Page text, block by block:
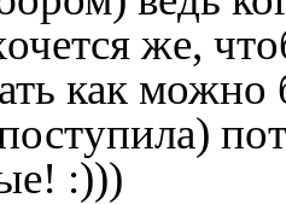
же,
как
:)))